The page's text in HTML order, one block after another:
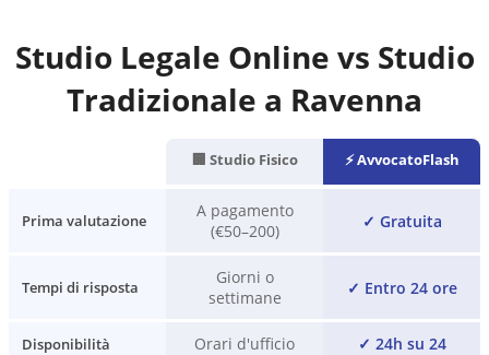
Studio Legale Online vs Studio
Tradizionale a Ravenna
🏢 Studio Fisico ⚡ AvvocatoFlash
Prima valutazione
A pagamento
(€50–200)
✓ Gratuita
Tempi di risposta
Giorni o
settimane
✓ Entro 24 ore
Disponibilità Orari d'ufficio ✓ 24h su 24